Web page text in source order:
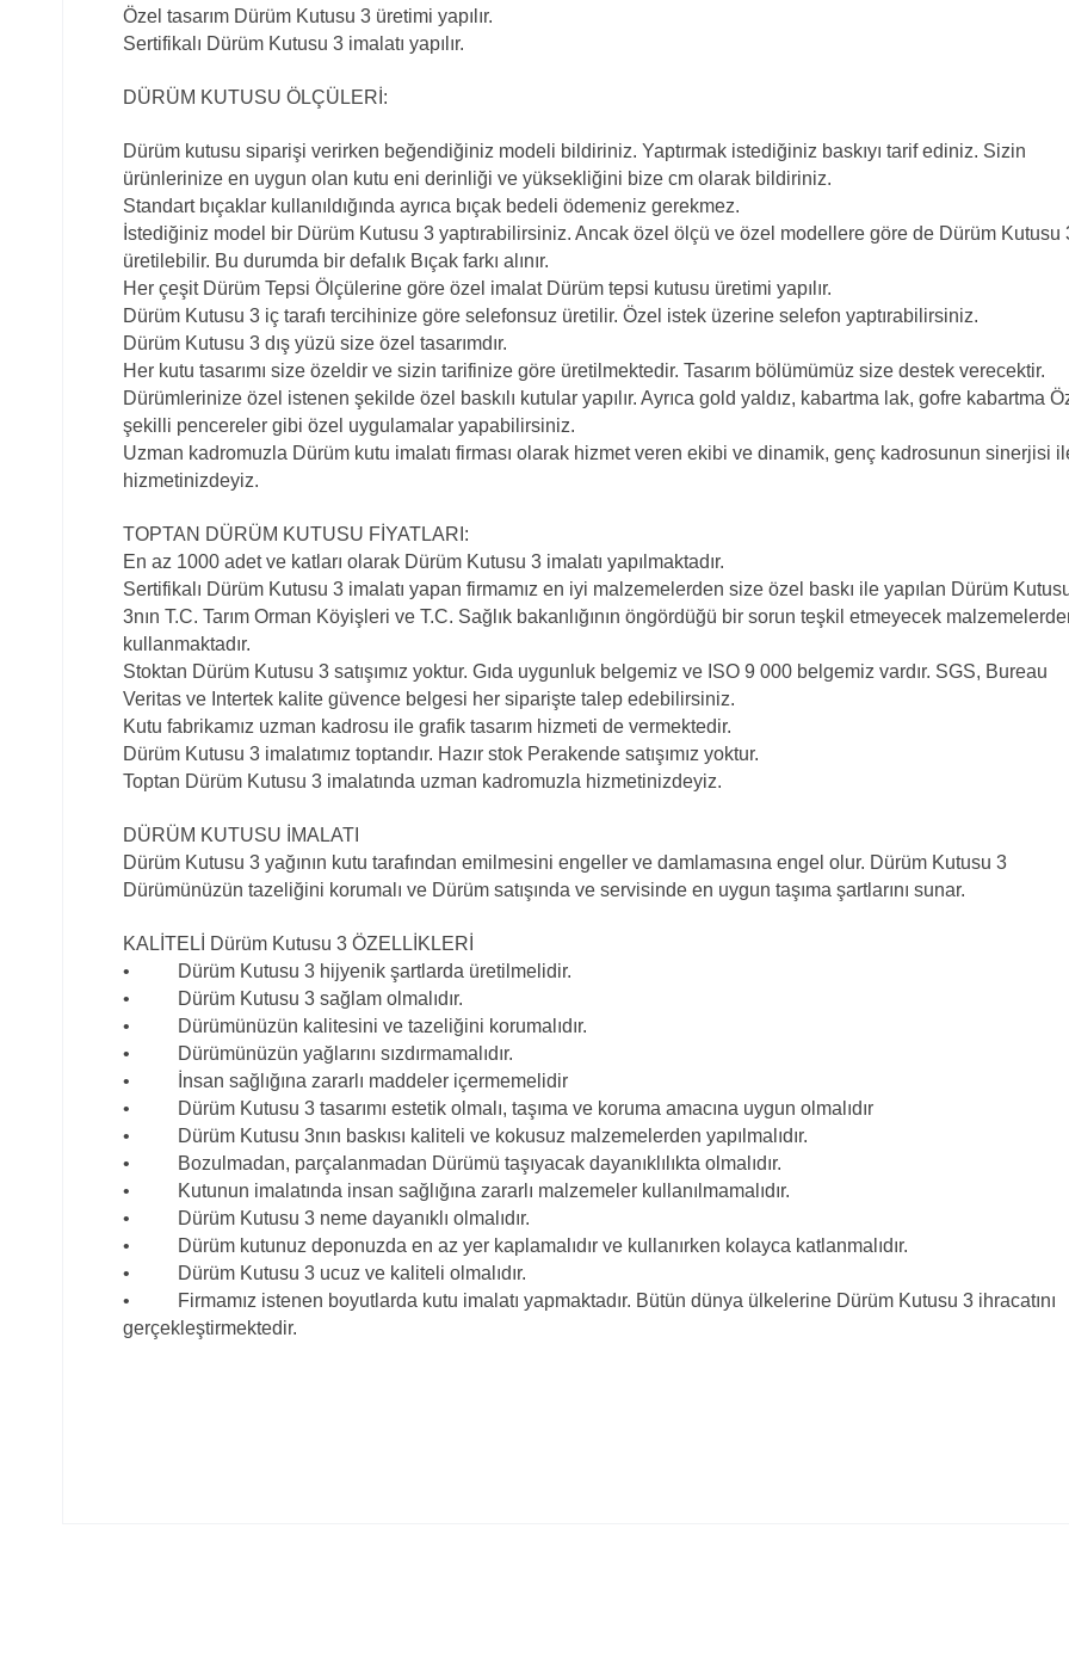
Özel tasarım Dürüm Kutusu 3 üretimi yapılır.
Sertifikalı Dürüm Kutusu 3 imalatı yapılır.
DÜRÜM KUTUSU ÖLÇÜLERİ:
Dürüm kutusu siparişi verirken beğendiğiniz modeli bildiriniz. Yaptırmak istediğiniz baskıyı tarif ediniz. Sizin
ürünlerinize en uygun olan kutu eni derinliği ve yüksekliğini bize cm olarak bildiriniz.
Standart bıçaklar kullanıldığında ayrıca bıçak bedeli ödemeniz gerekmez.
İstediğiniz model bir Dürüm Kutusu 3 yaptırabilirsiniz. Ancak özel ölçü ve özel modellere göre de Dürüm Kutusu
üretilebilir. Bu durumda bir defalık Bıçak farkı alınır.
Her çeşit Dürüm Tepsi Ölçülerine göre özel imalat Dürüm tepsi kutusu üretimi yapılır.
Dürüm Kutusu 3 iç tarafı tercihinize göre selefonsuz üretilir. Özel istek üzerine selefon yaptırabilirsiniz.
Dürüm Kutusu 3 dış yüzü size özel tasarımdır.
Her kutu tasarımı size özeldir ve sizin tarifinize göre üretilmektedir. Tasarım bölümümüz size destek verecektir.
Dürümlerinize özel istenen şekilde özel baskılı kutular yapılır. Ayrıca gold yaldız, kabartma lak, gofre kabartma
şekilli pencereler gibi özel uygulamalar yapabilirsiniz.
Uzman kadromuzla Dürüm kutu imalatı firması olarak hizmet veren ekibi ve dinamik, genç kadrosunun sinerjisi
hizmetinizdeyiz.
TOPTAN DÜRÜM KUTUSU FİYATLARI:
En az 1000 adet ve katları olarak Dürüm Kutusu 3 imalatı yapılmaktadır.
Sertifikalı Dürüm Kutusu 3 imalatı yapan firmamız en iyi malzemelerden size özel baskı ile yapılan Dürüm
3nın T.C. Tarım Orman Köyişleri ve T.C. Sağlık bakanlığının öngördüğü bir sorun teşkil etmeyecek
kullanmaktadır.
Stoktan Dürüm Kutusu 3 satışımız yoktur. Gıda uygunluk belgemiz ve ISO 9 000 belgemiz vardır. SGS, Bureau
Veritas ve Intertek kalite güvence belgesi her siparişte talep edebilirsiniz.
Kutu fabrikamız uzman kadrosu ile grafik tasarım hizmeti de vermektedir.
Dürüm Kutusu 3 imalatımız toptandır. Hazır stok Perakende satışımız yoktur.
Toptan Dürüm Kutusu 3 imalatında uzman kadromuzla hizmetinizdeyiz.
DÜRÜM KUTUSU İMALATI
Dürüm Kutusu 3 yağının kutu tarafından emilmesini engeller ve damlamasına engel olur. Dürüm Kutusu 3
Dürümünüzün tazeliğini korumalı ve Dürüm satışında ve servisinde en uygun taşıma şartlarını sunar.
KALİTELİ Dürüm Kutusu 3 ÖZELLİKLERİ
• Dürüm Kutusu 3 hijyenik şartlarda üretilmelidir.
• Dürüm Kutusu 3 sağlam olmalıdır.
• Dürümünüzün kalitesini ve tazeliğini korumalıdır.
• Dürümünüzün yağlarını sızdırmamalıdır.
• İnsan sağlığına zararlı maddeler içermemelidir
• Dürüm Kutusu 3 tasarımı estetik olmalı, taşıma ve koruma amacına uygun olmalıdır
• Dürüm Kutusu 3nın baskısı kaliteli ve kokusuz malzemelerden yapılmalıdır.
• Bozulmadan, parçalanmadan Dürümü taşıyacak dayanıklılıkta olmalıdır.
• Kutunun imalatında insan sağlığına zararlı malzemeler kullanılmamalıdır.
• Dürüm Kutusu 3 neme dayanıklı olmalıdır.
• Dürüm kutunuz deponuzda en az yer kaplamalıdır ve kullanırken kolayca katlanmalıdır.
• Dürüm Kutusu 3 ucuz ve kaliteli olmalıdır.
• Firmamız istenen boyutlarda kutu imalatı yapmaktadır. Bütün dünya ülkelerine Dürüm Kutusu 3 ihracatını
gerçekleştirmektedir.